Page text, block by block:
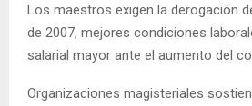
Los maestros exigen la derogación
de 2007, mejores condiciones
salarial mayor ante el aumento del
Organizaciones magisteriales